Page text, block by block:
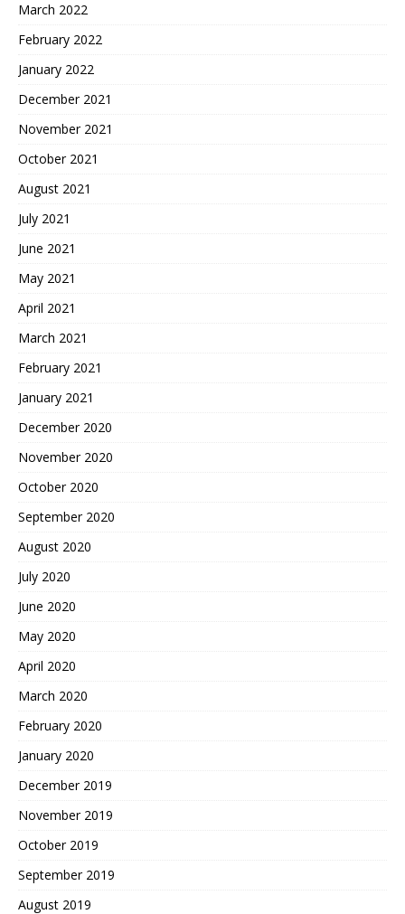
March 2022
February 2022
January 2022
December 2021
November 2021
October 2021
August 2021
July 2021
June 2021
May 2021
April 2021
March 2021
February 2021
January 2021
December 2020
November 2020
October 2020
September 2020
August 2020
July 2020
June 2020
May 2020
April 2020
March 2020
February 2020
January 2020
December 2019
November 2019
October 2019
September 2019
August 2019